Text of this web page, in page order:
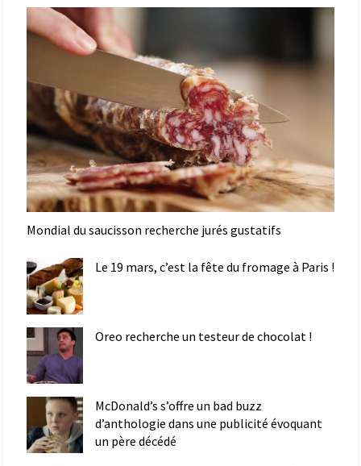
Mondial du saucisson recherche jurés gustatifs
Le 19 mars, c’est la fête du fromage à Paris !
Oreo recherche un testeur de chocolat !
McDonald’s s’offre un bad buzz
d’anthologie dans une publicité évoquant
un père décédé